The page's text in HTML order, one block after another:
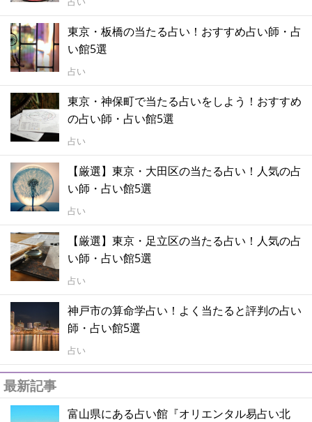
東京・板橋の当たる占い！おすすめ占い師・占
い館5選
占い
東京・神保町で当たる占いをしよう！おすすめ
の占い師・占い館5選
占い
【厳選】東京・大田区の当たる占い！人気の占
い師・占い館5選
占い
【厳選】東京・足立区の当たる占い！人気の占
い師・占い館5選
占い
神戸市の算命学占い！よく当たると評判の占い
師・占い館5選
占い
最新記事
富山県にある占い館『オリエンタル易占い北